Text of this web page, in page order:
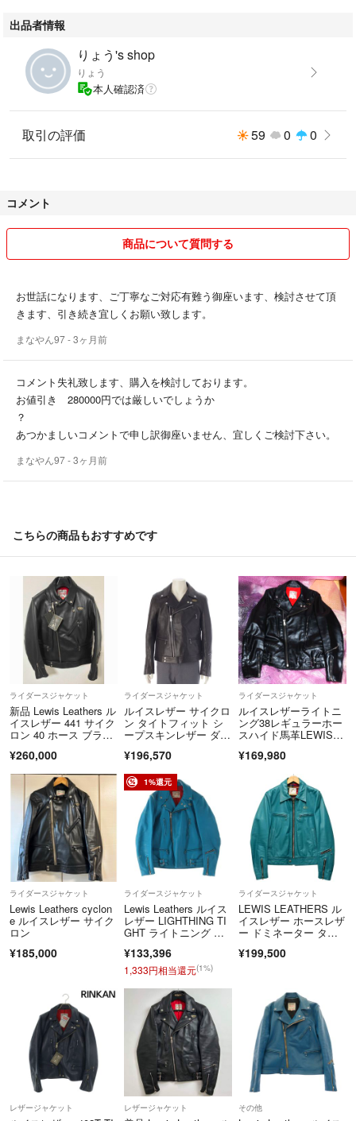
出品者情報
りょう's shop
りょう
本人確認済
取引の評価 59 0 0
コメント
商品について質問する
お世話になります、ご丁寧なご対応有難う御座います、検討させて頂
きます、引き続き宜しくお願い致します。
まなやん97- 3ヶ月前
コメント失礼致します、購入を検討しております。
お値引き 280000円では厳しいでしょうか
？
あつかましいコメントで申し訳御座いません、宜しくご検討下さい。
まなやん97- 3ヶ月前
こちらの商品もおすすめです
ライダースジャケット
新品 Lewis Leathers ル
イスレザー 441 サイク
ロン 40 ホース ブラッ
ト
¥260,000
ライダースジャケット
ルイスレザー サイクロ
ン タイトフィット シ
ープスキンレザー ダブ
ト アウター ブラッ
ク 42【中古】
¥196,570
ライダースジャケット
ルイスレザーライトニ
ング38レギュラーホー
スハイド馬革LEWIS L
¥169,980
ライダースジャケット
Lewis Leathers cyclon
e ルイスレザー サイク
ロン
¥185,000
1%還元
ライダースジャケット
Lewis Leathers ルイス
レザー LIGHTHING TI
GHT ライトニング タ
ルライダースジャケッ
ト ターコイズ
¥133,396
1,333円相当還元(1%)
ライダースジャケット
LEWIS LEATHERS ル
イスレザー ホースレザ
ー ドミネーター タイ
ダースジャケット サイ
¥199,500
レザージャケット レザージャケット その他